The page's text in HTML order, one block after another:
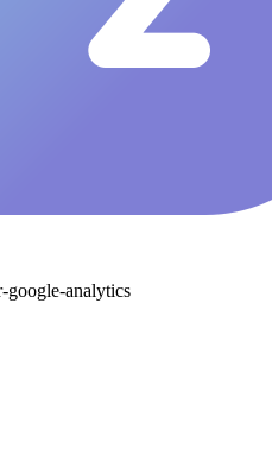
google-analytics